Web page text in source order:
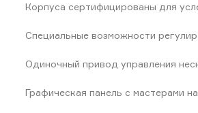
Корпуса сертифицированы для
Специальные возможности
Одиночный привод управления
Графическая панель с мастерами